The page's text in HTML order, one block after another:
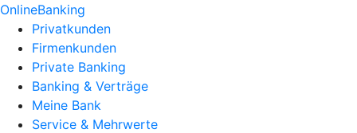
OnlineBanking
Privatkunden
Firmenkunden
Private Banking
Banking & Verträge
Meine Bank
Service & Mehrwerte